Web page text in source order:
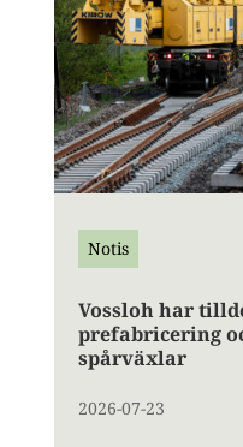
Notis
Vossloh har
prefabricering
spårväxlar
2026-07-23